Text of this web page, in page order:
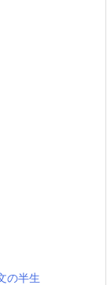
の半生